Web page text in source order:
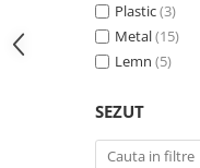
Scaune profesionale
Scaun laborator
Plastic(3)
Metal(15)
Lemn (5)
SEZUT